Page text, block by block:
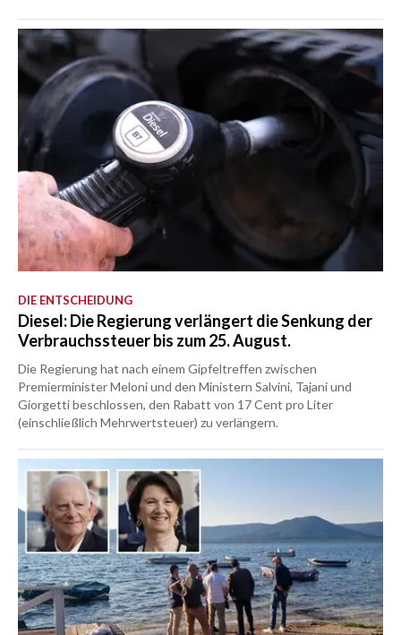
DIE ENTSCHEIDUNG
Diesel: Die Regierung verlängert die Senkung der
Verbrauchssteuer bis zum 25. August.
Die Regierung hat nach einem Gipfeltreffen zwischen
Premierminister Meloni und den Ministern Salvini, Tajani und
Giorgetti beschlossen, den Rabatt von 17 Cent pro Liter
(einschließlich Mehrwertsteuer) zu verlängern.